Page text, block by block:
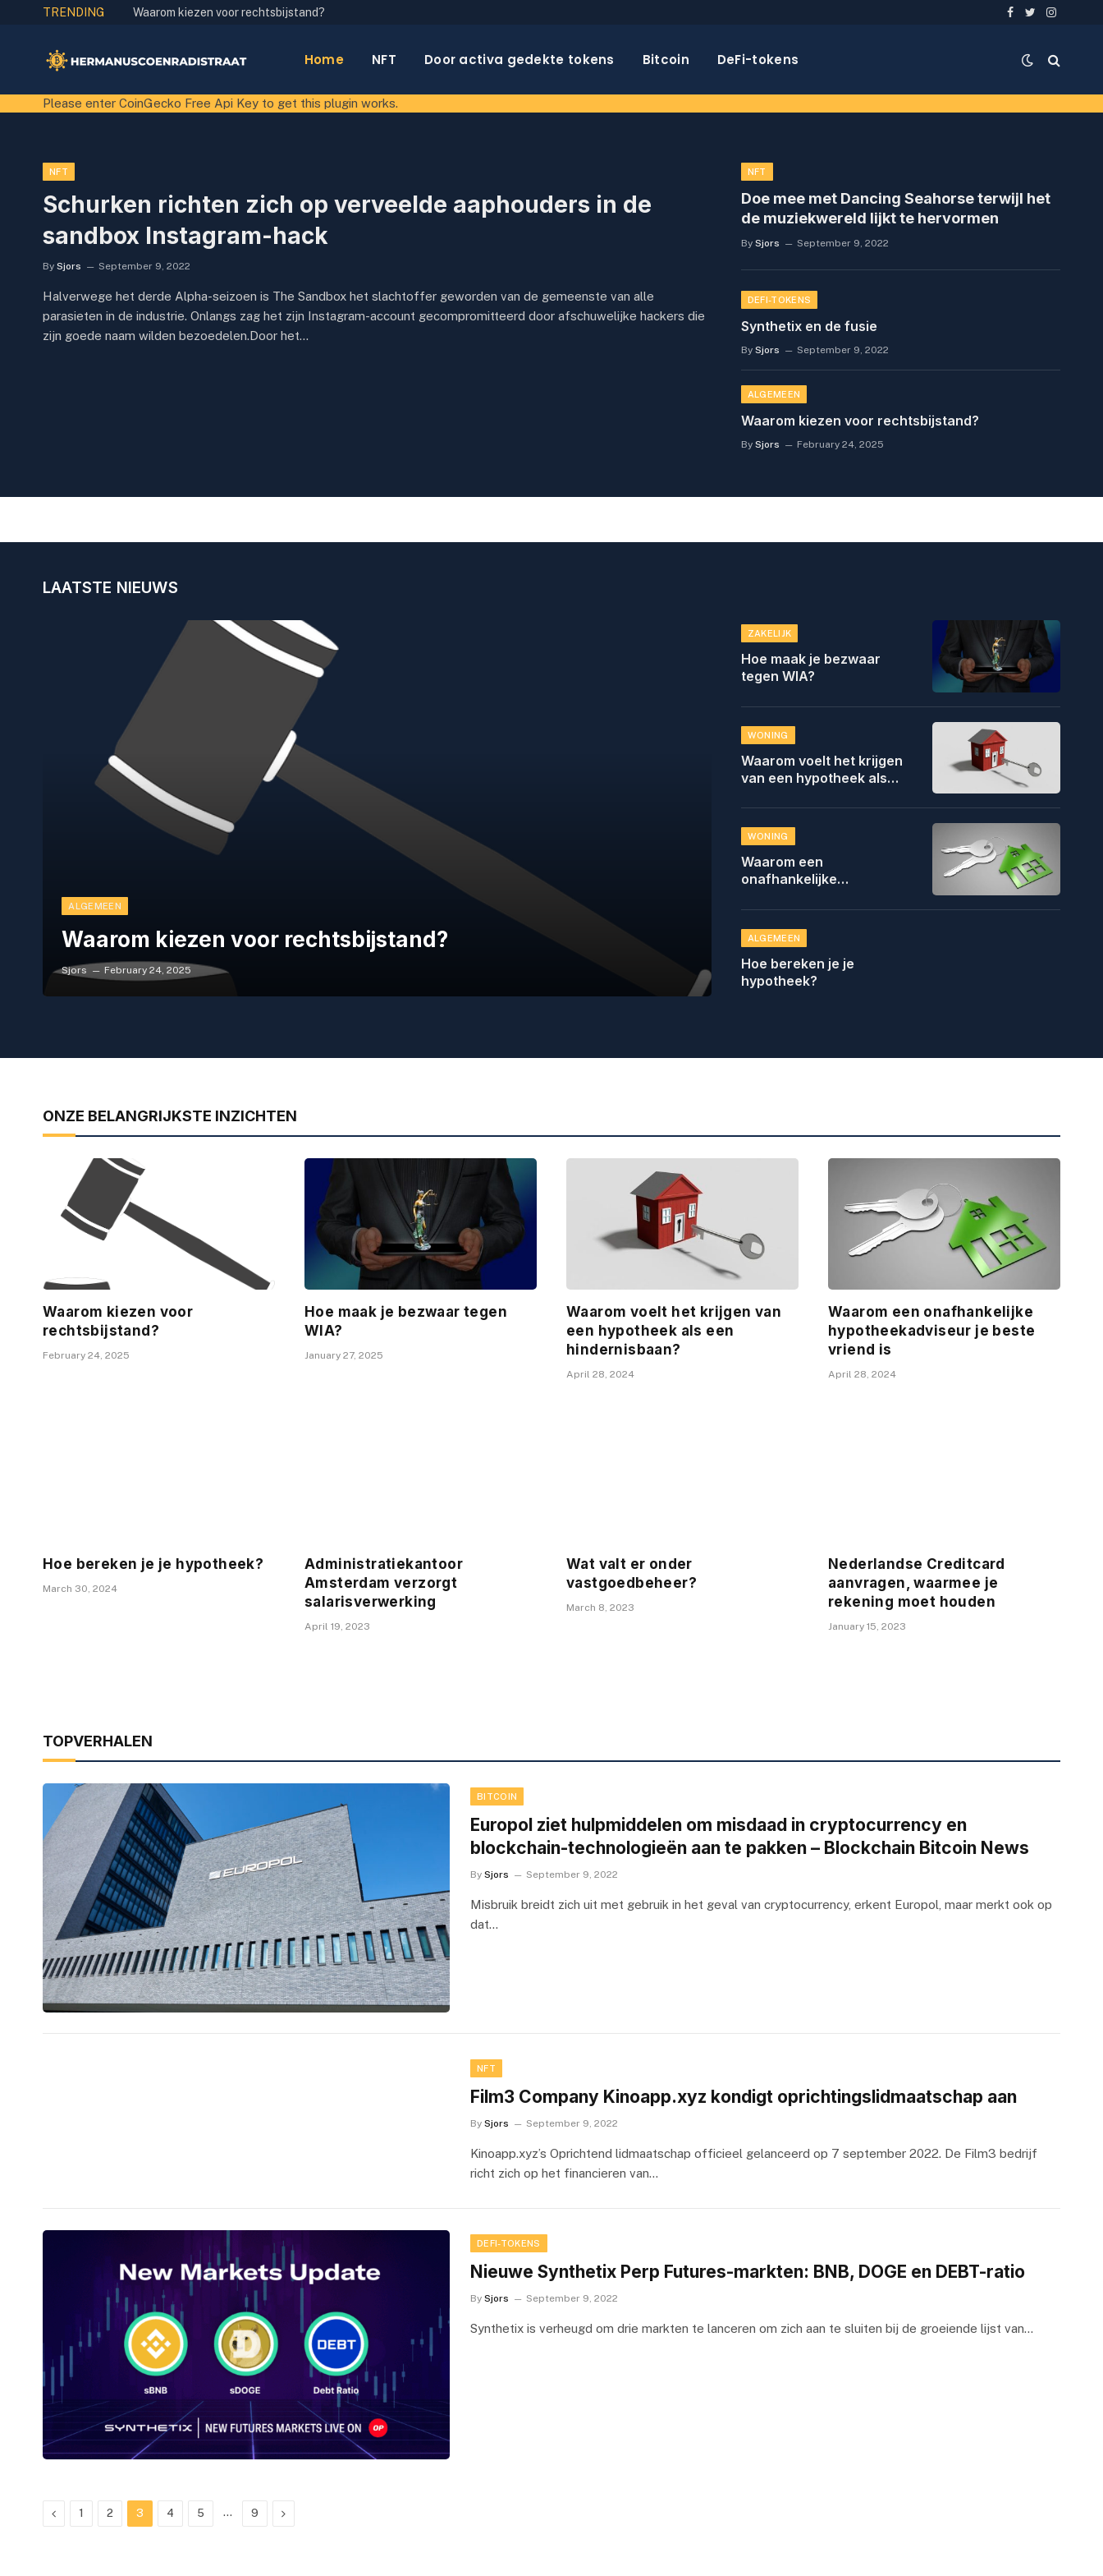
TRENDING Waarom kiezen voor rechtsbijstand?
Facebook
Twitter
Home NFT Door activa gedekte tokens Bitcoin DeFi-tokens
Please enter CoinGecko Free Api Key to get this plugin works.
NFT
Schurken richten zich op verveelde aaphouders in de
sandbox Instagram-hack
By Sjors September 9, 2022
Halverwege het derde Alpha-seizoen is The Sandbox het slachtoffer geworden van de gemeenste van alle
parasieten in de industrie. Onlangs zag het zijn Instagram-account gecompromitteerd door afschuwelijke hackers die
zijn goede naam wilden bezoedelen.Door het…
NFT
Doe mee met Dancing Seahorse terwijl het
de muziekwereld lijkt te hervormen
By Sjors September 9, 2022
DEFI-TOKENS
Synthetix en de fusie
By Sjors September 9, 2022
ALGEMEEN
Waarom kiezen voor rechtsbijstand?
By Sjors February 24, 2025
LAATSTE NIEUWS
ALGEMEEN
Waarom kiezen voor rechtsbijstand?
Sjors February 24, 2025
ZAKELIJK
Hoe maak je bezwaar
tegen WIA?
WONING
Waarom voelt het krijgen
van een hypotheek als
WONING
Waarom een
onafhankelijke
beste vriend is
ALGEMEEN
Hoe bereken je je
hypotheek?
ONZE BELANGRIJKSTE INZICHTEN
Waarom kiezen voor
rechtsbijstand?
February 24, 2025
Hoe maak je bezwaar tegen
WIA?
January 27, 2025
Waarom voelt het krijgen van
een hypotheek als een
hindernisbaan?
April 28, 2024
Waarom een onafhankelijke
hypotheekadviseur je beste
vriend is
April 28, 2024
Hoe bereken je je hypotheek?
March 30, 2024
Administratiekantoor
Amsterdam verzorgt
salarisverwerking
April 19, 2023
Wat valt er onder
vastgoedbeheer?
March 8, 2023
Nederlandse Creditcard
aanvragen, waarmee je
rekening moet houden
January 15, 2023
TOPVERHALEN
BITCOIN
Europol ziet hulpmiddelen om misdaad in cryptocurrency en
blockchain-technologieën aan te pakken – Blockchain Bitcoin News
By Sjors September 9, 2022
Misbruik breidt zich uit met gebruik in het geval van cryptocurrency, erkent Europol, maar merkt ook op
dat…
NFT
Film3 Company Kinoapp.xyz kondigt oprichtingslidmaatschap aan
By Sjors September 9, 2022
Kinoapp.xyz’s Oprichtend lidmaatschap officieel gelanceerd op 7 september 2022. De Film3 bedrijf
richt zich op het financieren van…
DEFI-TOKENS
Nieuwe Synthetix Perp Futures-markten: BNB, DOGE en DEBT-ratio
By Sjors September 9, 2022
Synthetix is ​​verheugd om drie markten te lanceren om zich aan te sluiten bij de groeiende lijst van…
Previous
1 2 3 4 5 … 9 Next